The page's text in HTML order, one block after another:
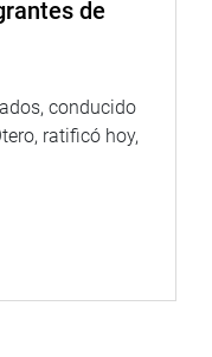
de
conducido
ratificó hoy,